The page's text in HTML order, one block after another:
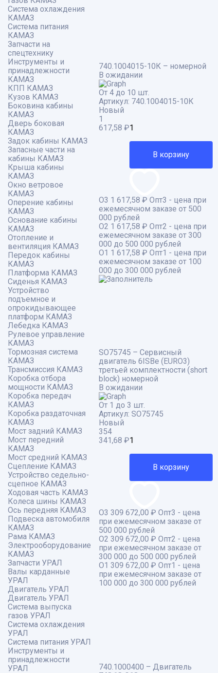
Система охлаждения
КАМАЗ
Система питания
КАМАЗ
Запчасти на
спецтехнику
Инструменты и
принадлежности
КАМАЗ
КПП КАМАЗ
Кузов КАМАЗ
Боковина кабины
КАМАЗ
Дверь боковая
КАМАЗ
Задок кабины КАМАЗ
Запасные части на
кабины КАМАЗ
Крыша кабины
КАМАЗ
Окно ветровое
КАМАЗ
Оперение кабины
КАМАЗ
Основание кабины
КАМАЗ
Отопление и
вентиляция КАМАЗ
Передок кабины
КАМАЗ
Платформа КАМАЗ
Сиденья КАМАЗ
Устройство
подъемное и
опрокидывающее
платформ КАМАЗ
Лебедка КАМАЗ
Рулевое управление
КАМАЗ
Тормозная система
КАМАЗ
Трансмиссия КАМАЗ
Коробка отбора
мощности КАМАЗ
Коробка передач
КАМАЗ
Коробка раздаточная
КАМАЗ
Мост задний КАМАЗ
Мост передний
КАМАЗ
Мост средний КАМАЗ
Сцепление КАМАЗ
Устройство седельно-
сцепное КАМАЗ
Ходовая часть КАМАЗ
Колеса шины КАМАЗ
Ось передняя КАМАЗ
Подвеска автомобиля
КАМАЗ
Рама КАМАЗ
Электрооборудование
КАМАЗ
Запчасти УРАЛ
Валы карданные
УРАЛ
Двигатель УРАЛ
Двигатель УРАЛ
Система выпуска
газов УРАЛ
Система охлаждения
УРАЛ
Система питания УРАЛ
Инструменты и
принадлежности
УРАЛ
740.1004015-10К – номерной
В ожидании
От 4 до 10 шт.
Артикул: 740.1004015-10К
Новый
1
617,58 ₽
В корзину
О3 1 617,58 ₽ Опт3 - цена при
ежемесячном заказе от 500
000 рублей
О2 1 617,58 ₽ Опт2 - цена при
ежемесячном заказе от 300
000 до 500 000 рублей
О1 1 617,58 ₽ Опт1 - цена при
ежемесячном заказе от 100
000 до 300 000 рублей
SO75745 – Сервисный
двигатель 6ISBe (EURO3)
третьей комплектности (short
block) номерной
В ожидании
От 1 до 3 шт.
Артикул: SO75745
Новый
354
341,68 ₽
В корзину
О3 309 672,00 ₽ Опт3 - цена
при ежемесячном заказе от
500 000 рублей
О2 309 672,00 ₽ Опт2 - цена
при ежемесячном заказе от
300 000 до 500 000 рублей
О1 309 672,00 ₽ Опт1 - цена
при ежемесячном заказе от
100 000 до 300 000 рублей
740.1000400 – Двигатель